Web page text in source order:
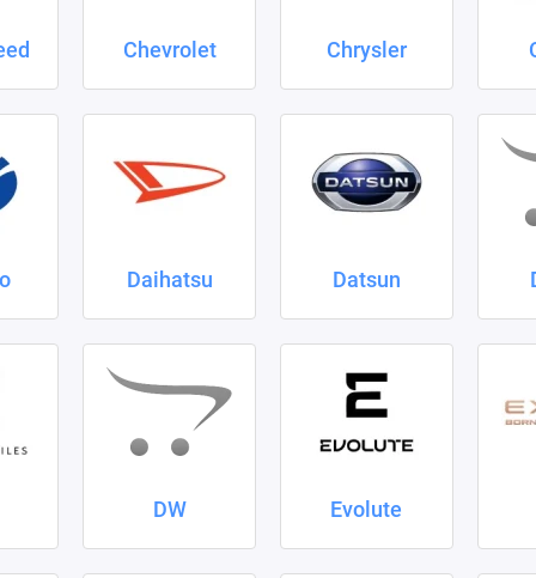
Chevrolet Chrysler
Daihatsu Datsun
DW Evolute